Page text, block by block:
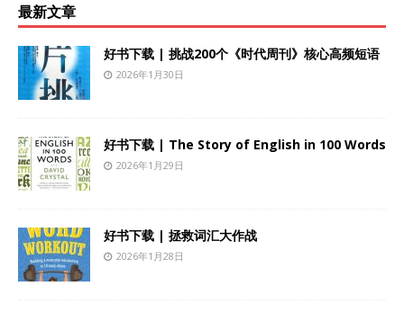
最新文章
好书下载 | 挑战200个《时代周刊》核心高频短语
2026年1月30日
好书下载 | The Story of English in 100 Words
2026年1月29日
好书下载 | 拯救词汇大作战
2026年1月28日